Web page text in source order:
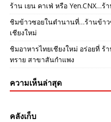
ร้าน เยน คาเฟ่ หรือ Yen.CNX…
ชิมข้าวซอยในตำนานที่…ร้านข้า
เชียงใหม่
ชิมอาหารไทยเชียงใหม่ อร่อยที่
ทราย สาขาสันกำแพง
ความเห็นล่าสุด
คลังเก็บ